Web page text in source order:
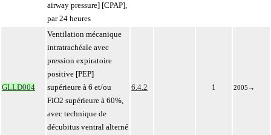
airway pressure] [CPAP],
par 24 heures
GLLD004
Ventilation mécanique
intratrachéale avec
pression expiratoire
positive [PEP]
supérieure à 6 et/ou
FiO2 supérieure à 60%,
avec technique de
décubitus ventral alterné
6.4.2 1 2005 →